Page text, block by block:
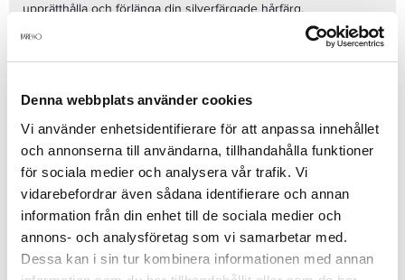
Denna webbplats använder cookies
Vi använder enhetsidentifierare för att anpassa innehållet
och annonserna till användarna, tillhandahålla funktioner
för sociala medier och analysera vår trafik. Vi
vidarebefordrar även sådana identifierare och annan
information från din enhet till de sociala medier och
annons- och analysföretag som vi samarbetar med.
Dessa kan i sin tur kombinera informationen med annan
upprätthålla och förlänga din silverfärgade hårfärg.
Oavsett om du har naturligt silverfärgat hår eller färgat det silver,
är IDHair Colour Bomb 1001 Cold Silver det perfekta valet för att
ge ditt hår den kalla, silvernyansen och glansen det förtjänar. Ge
med denna kraftfulla och effektiva färgbomb från IDHair.
Se mer
Produktdetaljer
Recensioner